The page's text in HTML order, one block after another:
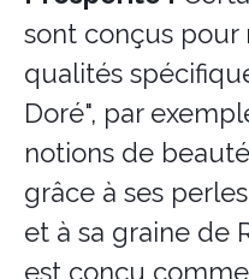
sont conçus
qualités
Doré", par
notions de
grâce à ses
et à sa graine de
est conçu